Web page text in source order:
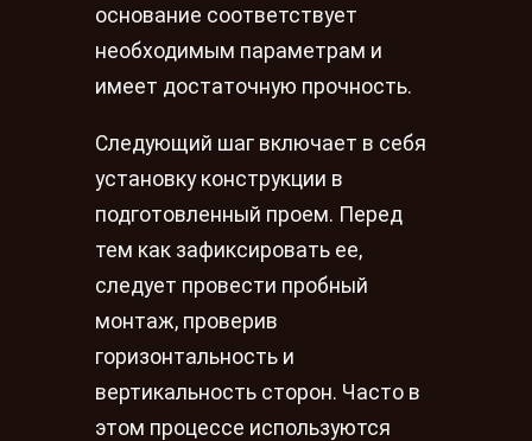
основание соответствует
необходимым параметрам и
имеет достаточную прочность.
Следующий шаг включает в себя
установку конструкции в
подготовленный проем. Перед
тем как зафиксировать ее,
следует провести пробный
монтаж, проверив
горизонтальность и
вертикальность сторон. Часто в
этом процессе используются